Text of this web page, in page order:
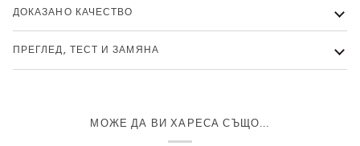
ДОКАЗАНО КАЧЕСТВО
ПРЕГЛЕД, ТЕСТ И ЗАМЯНА
МОЖЕ ДА ВИ ХАРЕСА СЪЩО...